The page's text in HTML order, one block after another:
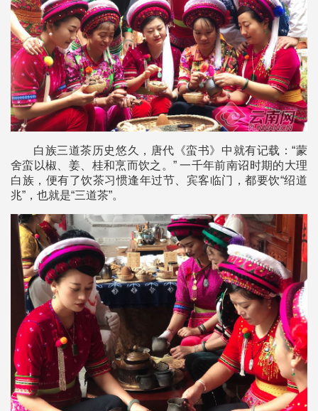
白族三道茶历史悠久，唐代《蛮书》中就有记载：“蒙
舍蛮以椒、姜、桂和烹而饮之。” 一千年前南诏时期的大理
白族，便有了饮茶习惯逢年过节、宾客临门，都要饮“绍道
兆”，也就是“三道茶”。